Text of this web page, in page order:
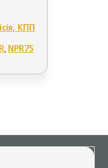
КПП
,NPR75